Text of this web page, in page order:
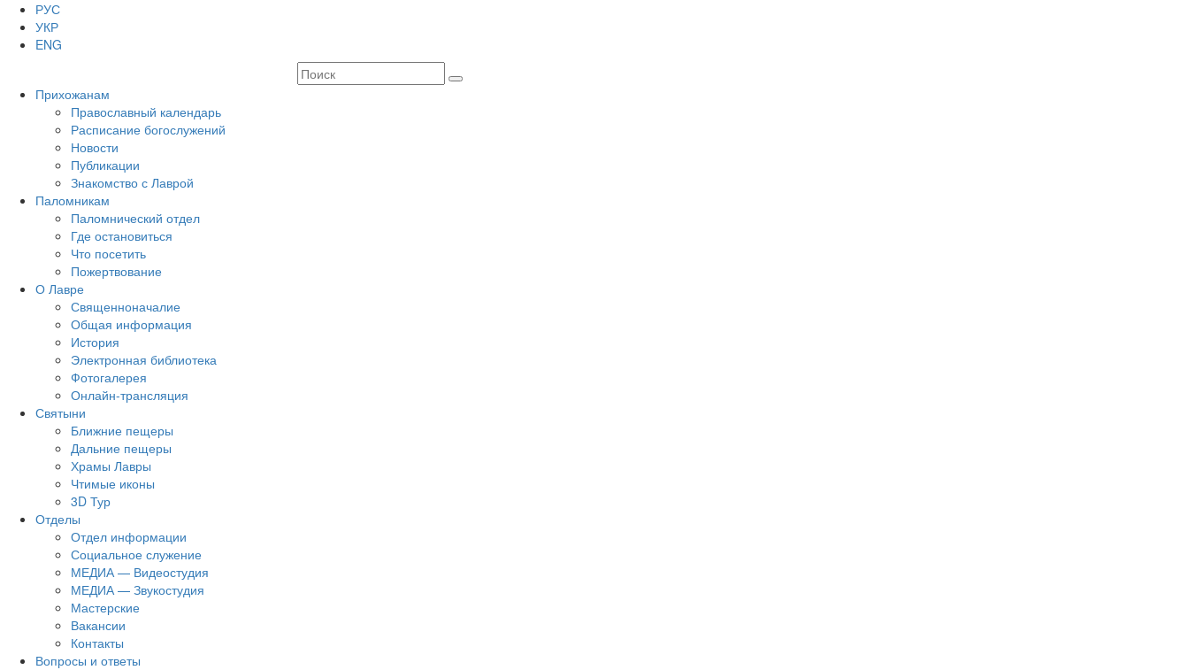
РУС
УКР
ENG
Прихожанам
Православный календарь
Расписание богослужений
Новости
Публикации
Знакомство с Лаврой
Паломникам
Паломнический отдел
Где остановиться
Что посетить
Пожертвование
О Лавре
Священноначалие
Общая информация
История
Электронная библиотека
Фотогалерея
Онлайн-трансляция
Святыни
Ближние пещеры
Дальние пещеры
Храмы Лавры
Чтимые иконы
3D Тур
Отделы
Отдел информации
Социальное служение
МЕДИА — Видеостудия
МЕДИА — Звукостудия
Мастерские
Вакансии
Контакты
Вопросы и ответы